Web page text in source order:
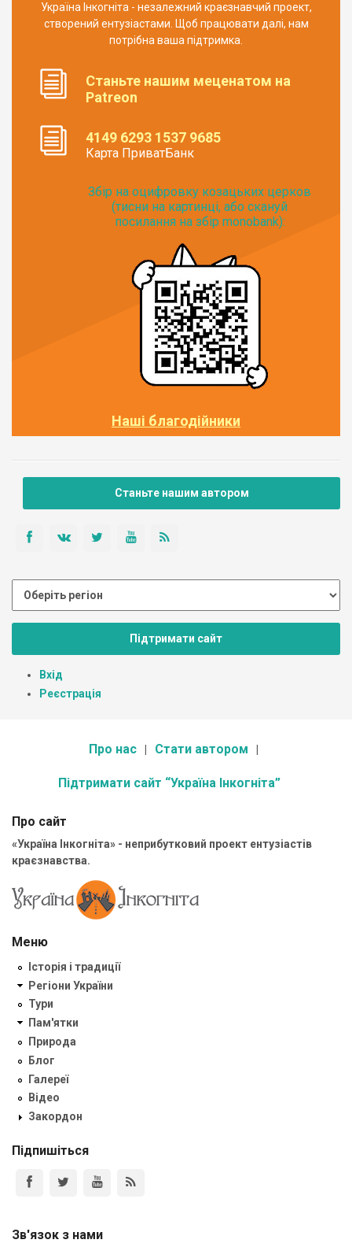
Україна Інкогніта - незалежний краєзнавчий проект,
створений ентузіастами. Щоб працювати далі, нам
потрібна ваша підтримка.
Станьте нашим меценатом на
Patreon
4149 6293 1537 9685
Карта ПриватБанк
Збір на оцифровку козацьких церков
(тисни на картинці, або скануй
посилання на збір monobank):
Наші благодійники
Станьте нашим автором
Підтримати сайт
Вхід
Реєстрація
Про нас Стати автором
Підтримати сайт “Україна Інкогніта”
Про сайт
«Україна Інкогніта» - неприбутковий проект ентузіастів
краєзнавства.
Меню
Історія і традиції
Регіони України
Тури
Пам'ятки
Природа
Блог
Галереї
Відео
Закордон
Підпишіться
Зв'язок з нами